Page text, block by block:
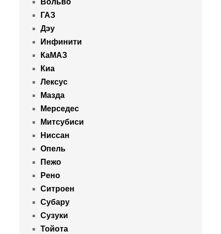
Вольво
ГАЗ
Дэу
Инфинити
КаМАЗ
Киа
Лексус
Мазда
Мерседес
Митсубиси
Ниссан
Опель
Пежо
Рено
Ситроен
Субару
Сузуки
Тойота